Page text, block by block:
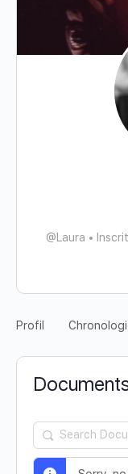
@Laura •
Profil
Search
Documents…